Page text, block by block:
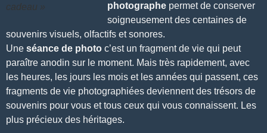
cadeau »
photographe permet de conserver
soigneusement des centaines de
souvenirs visuels, olfactifs et sonores.
Une séance de photo c’est un fragment de vie qui peut
paraître anodin sur le moment. Mais très rapidement, avec
les heures, les jours les mois et les années qui passent, ces
fragments de vie photographiées deviennent des trésors de
souvenirs pour vous et tous ceux qui vous connaissent. Les
plus précieux des héritages.